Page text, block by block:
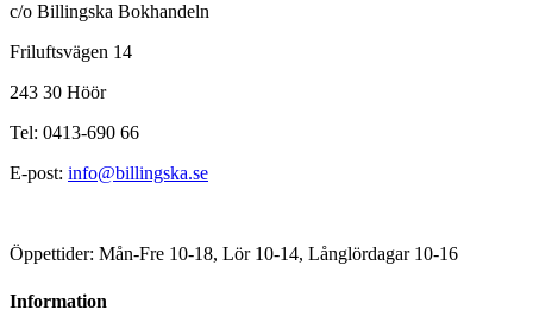
c/o Billingska Bokhandeln
Friluftsvägen 14
243 30 Höör
Tel: 0413-690 66
E-post: info@billingska.se
Öppettider: Mån-Fre 10-18, Lör 10-14, Långlördagar 10-16
Information